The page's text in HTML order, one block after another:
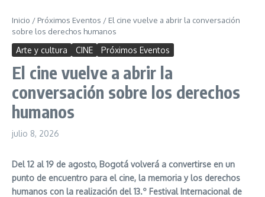
Inicio / Próximos Eventos / El cine vuelve a abrir la conversación
sobre los derechos humanos
Arte y cultura CINE Próximos Eventos
El cine vuelve a abrir la
conversación sobre los derechos
humanos
julio 8, 2026
Del 12 al 19 de agosto, Bogotá volverá a convertirse en un
punto de encuentro para el cine, la memoria y los derechos
humanos con la realización del 13.º Festival Internacional de